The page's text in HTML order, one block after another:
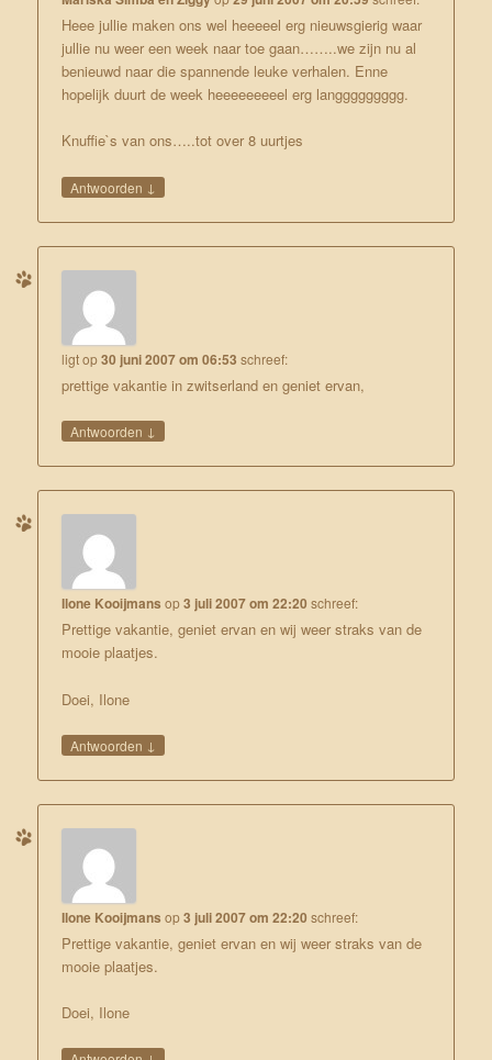
Heee jullie maken ons wel heeeeel erg nieuwsgierig waar
jullie nu weer een week naar toe gaan……..we zijn nu al
benieuwd naar die spannende leuke verhalen. Enne
hopelijk duurt de week heeeeeeeeel erg langgggggggg.
Knuffie`s van ons…..tot over 8 uurtjes
Antwoorden ↓
ligtop30 juni 2007 om 06:53 schreef:
prettige vakantie in zwitserland en geniet ervan,
Antwoorden ↓
Ilone Kooijmans op3 juli 2007 om 22:20 schreef:
Prettige vakantie, geniet ervan en wij weer straks van de
mooie plaatjes.
Doei, Ilone
Antwoorden ↓
Ilone Kooijmans op3 juli 2007 om 22:20 schreef:
Prettige vakantie, geniet ervan en wij weer straks van de
mooie plaatjes.
Doei, Ilone